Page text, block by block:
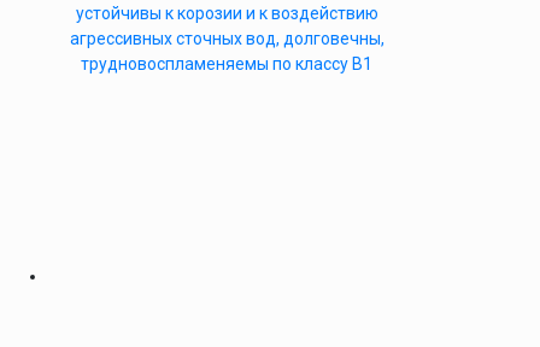
устойчивы к корозии и к воздействию
агрессивных сточных вод, долговечны,
трудновоспламеняемы по классу B1